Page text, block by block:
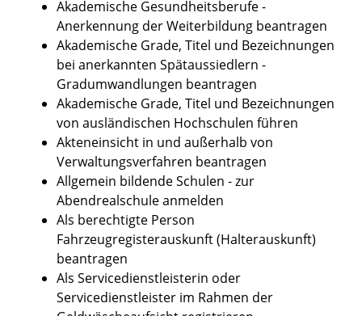
Akademische Gesundheitsberufe -
Anerkennung der Weiterbildung beantragen
Akademische Grade, Titel und Bezeichnungen
bei anerkannten Spätaussiedlern -
Gradumwandlungen beantragen
Akademische Grade, Titel und Bezeichnungen
von ausländischen Hochschulen führen
Akteneinsicht in und außerhalb von
Verwaltungsverfahren beantragen
Allgemein bildende Schulen - zur
Abendrealschule anmelden
Als berechtigte Person
Fahrzeugregisterauskunft (Halterauskunft)
beantragen
Als Servicedienstleisterin oder
Servicedienstleister im Rahmen der